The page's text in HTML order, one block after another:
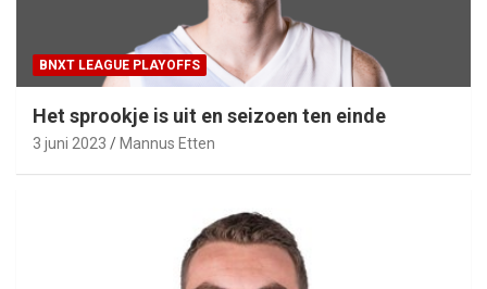
BNXT LEAGUE PLAYOFFS
Het sprookje is uit en seizoen ten einde
3 juni 2023 Mannus Etten